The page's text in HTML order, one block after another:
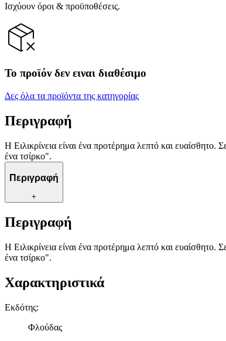
Ισχύουν όροι & προϋποθέσεις.
Το προϊόν δεν ειναι διαθέσιμο
Δες όλα τα προϊόντα της κατηγορίας
Περιγραφή
Η Ειλικρίνεια είναι ένα προτέρημα λεπτό και
ένα τσίρκο".
Περιγραφή
+
Περιγραφή
Η Ειλικρίνεια είναι ένα προτέρημα λεπτό και
ένα τσίρκο".
Χαρακτηριστικά
Εκδότης:
Φλούδας